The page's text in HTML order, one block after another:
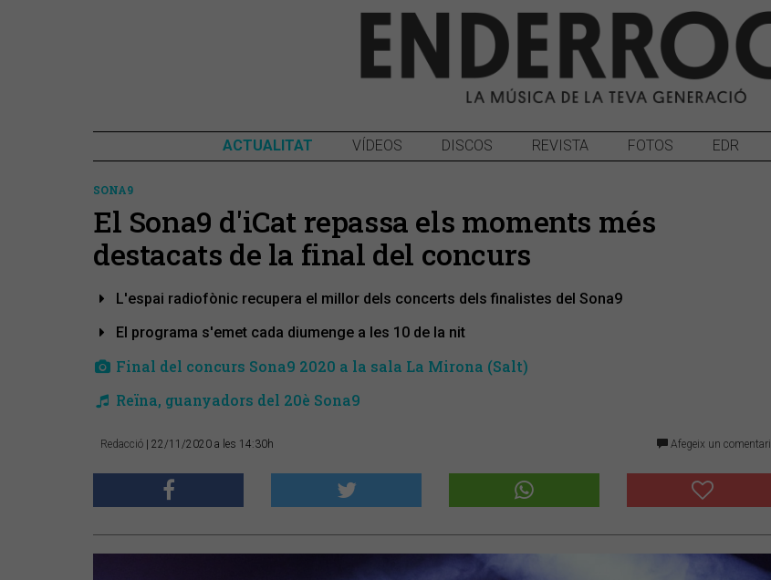
ACTUALITAT VÍDEOS DISCOS REVISTA FOTOS EDR
SONA9
El Sona9 d'iCat repassa els moments més
destacats de la final del concurs
L'espai radiofònic recupera el millor dels concerts dels finalistes del Sona9
El programa s'emet cada diumenge a les 10 de la nit
Final del concurs Sona9 2020 a la sala La Mirona (Salt)
Reïna, guanyadors del 20è Sona9
Redacció | 22/11/2020 a les 14:30h Afegeix un comentari